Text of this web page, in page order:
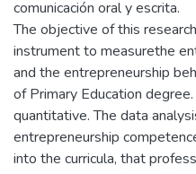
comunicación oral y escrita.
The objective of this
instrument to measurethe
and the entrepreneurship
of Primary Education
quantitative. The data
entrepreneurship
into the curricula, that